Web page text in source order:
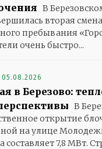
В
вторая
пребывания
очень быстро...
05.08.2026
в Березово:
В
открытие
на улице
7,8 МВт.